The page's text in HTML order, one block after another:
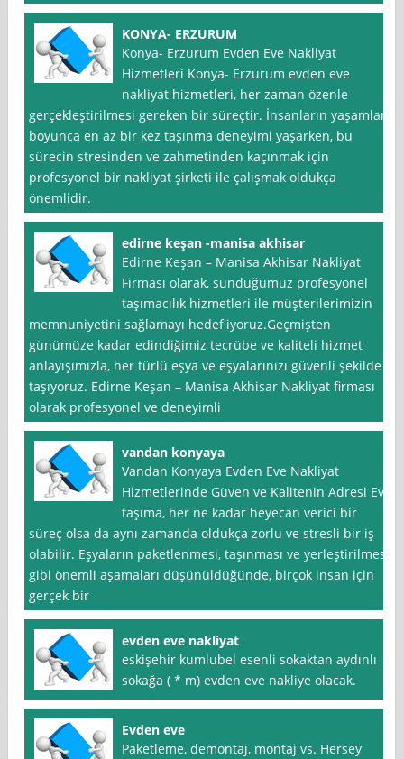
KONYA- ERZURUM
Konya- Erzurum Evden Eve Nakliyat
Hizmetleri Konya- Erzurum evden eve
nakliyat hizmetleri, her zaman özenle
gerçekleştirilmesi gereken bir süreçtir. İnsanların yaşamları
boyunca en az bir kez taşınma deneyimi yaşarken, bu
sürecin stresinden ve zahmetinden kaçınmak için
profesyonel bir nakliyat şirketi ile çalışmak oldukça
önemlidir.
edirne keşan -manisa akhisar
Edirne Keşan – Manisa Akhisar Nakliyat
Firması olarak, sunduğumuz profesyonel
taşımacılık hizmetleri ile müşterilerimizin
memnuniyetini sağlamayı hedefliyoruz.Geçmişten
günümüze kadar edindiğimiz tecrübe ve kaliteli hizmet
anlayışımızla, her türlü eşya ve eşyalarınızı güvenli şekilde
taşıyoruz. Edirne Keşan – Manisa Akhisar Nakliyat firması
olarak profesyonel ve deneyimli
vandan konyaya
Vandan Konyaya Evden Eve Nakliyat
Hizmetlerinde Güven ve Kalitenin Adresi Ev
taşıma, her ne kadar heyecan verici bir
süreç olsa da aynı zamanda oldukça zorlu ve stresli bir iş
olabilir. Eşyaların paketlenmesi, taşınması ve yerleştirilmesi
gibi önemli aşamaları düşünüldüğünde, birçok insan için
gerçek bir
evden eve nakliyat
eskişehir kumlubel esenli sokaktan aydınlı
sokağa ( * m) evden eve nakliye olacak.
Evden eve
Paketleme, demontaj, montaj vs. Hersey